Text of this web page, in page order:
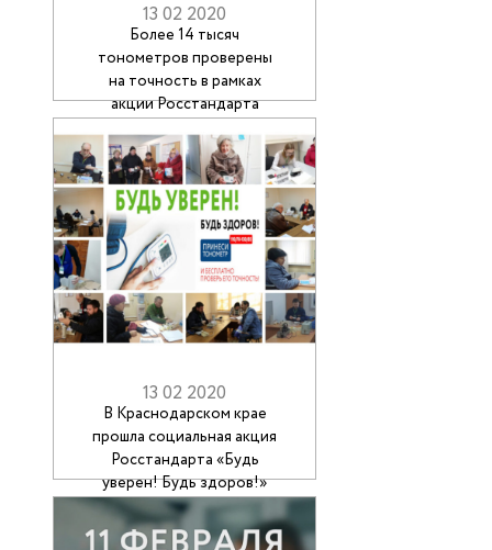
13 02 2020
Более 14 тысяч
тонометров проверены
на точность в рамках
акции Росстандарта
13 02 2020
В Краснодарском крае
прошла социальная акция
Росстандарта «Будь
уверен! Будь здоров!»